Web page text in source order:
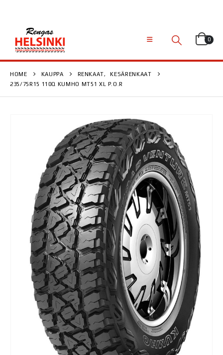
0
HOME KAUPPA RENKAAT,
KESÄRENKAAT
235/75R15 110Q KUMHO MT51 XL P.O.R